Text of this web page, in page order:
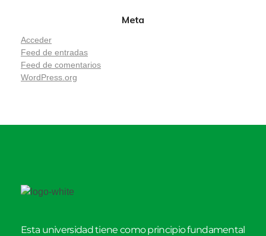
Meta
Acceder
Feed de entradas
Feed de comentarios
WordPress.org
Esta universidad tiene como principio fundamental